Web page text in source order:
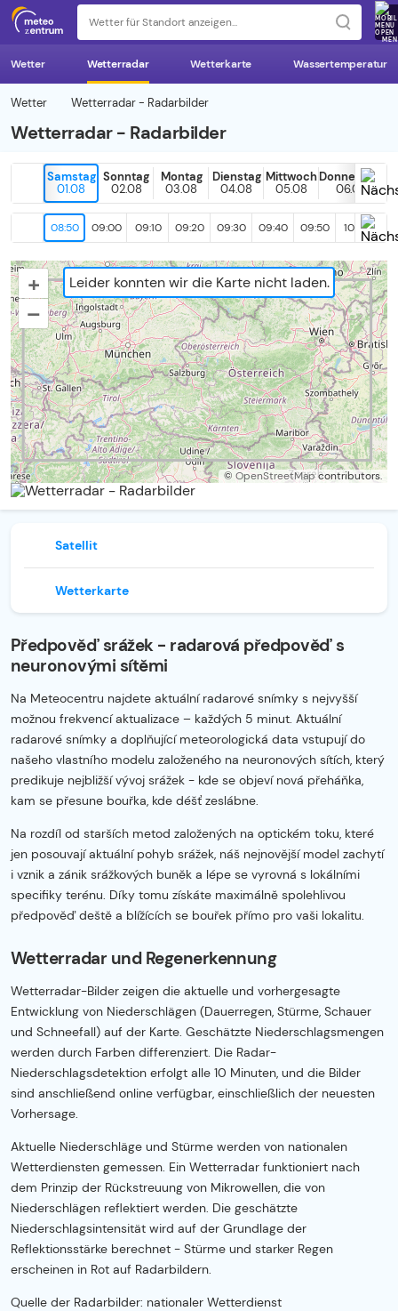
z
Wetter Wetterradar Wetterkarte Wassertemperatur
Wetter Wetterradar - Radarbilder
Wetterradar - Radarbilder
Samstag
01.08
Sonntag
02.08
Montag
03.08
Dienstag
04.08
Mittwoch
05.08
Donnerstag
06.08
08:50 09:00 09:10 09:20 09:30 09:40 09:50 10:00
Leider konnten wir die Karte nicht laden.
+
–
© OpenStreetMapcontributors.
Satellit
Wetterkarte
Předpověď srážek - radarová předpověď s
neuronovými sítěmi
Na Meteocentru najdete aktuální radarové snímky s nejvyšší
možnou frekvencí aktualizace – každých 5 minut. Aktuální
radarové snímky a doplňující meteorologická data vstupují do
našeho vlastního modelu založeného na neuronových sítích, který
predikuje nejbližší vývoj srážek - kde se objeví nová přeháňka,
kam se přesune bouřka, kde déšť zeslábne.
Na rozdíl od starších metod založených na optickém toku, které
jen posouvají aktuální pohyb srážek, náš nejnovější model zachytí
i vznik a zánik srážkových buněk a lépe se vyrovná s lokálními
specifiky terénu. Díky tomu získáte maximálně spolehlivou
předpověď deště a blížících se bouřek přímo pro vaši lokalitu.
Wetterradar und Regenerkennung
Wetterradar-Bilder zeigen die aktuelle und vorhergesagte
Entwicklung von Niederschlägen (Dauerregen, Stürme, Schauer
und Schneefall) auf der Karte. Geschätzte Niederschlagsmengen
werden durch Farben differenziert. Die Radar-
Niederschlagsdetektion erfolgt alle 10 Minuten, und die Bilder
sind anschließend online verfügbar, einschließlich der neuesten
Vorhersage.
Aktuelle Niederschläge und Stürme werden von nationalen
Wetterdiensten gemessen. Ein Wetterradar funktioniert nach
dem Prinzip der Rückstreuung von Mikrowellen, die von
Niederschlägen reflektiert werden. Die geschätzte
Niederschlagsintensität wird auf der Grundlage der
Reflektionsstärke berechnet - Stürme und starker Regen
erscheinen in Rot auf Radarbildern.
Quelle der Radarbilder: nationaler Wetterdienst